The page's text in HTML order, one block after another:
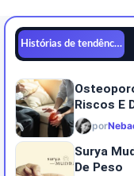
Histórias de tendências
Riscos E
por
Surya
De Peso